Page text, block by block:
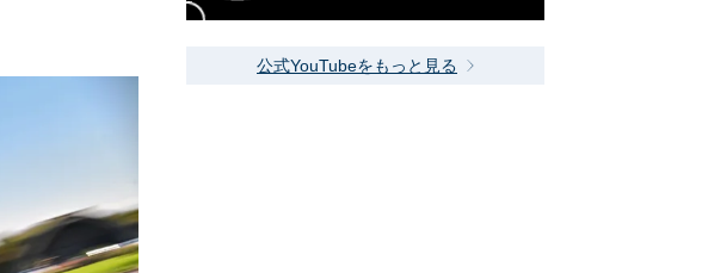
公式YouTubeをもっと見る